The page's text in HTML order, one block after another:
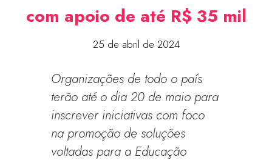
com apoio de até R$ 35 mil
25 de abril de 2024
Organizações de todo o país
terão até o dia 20 de maio para
inscrever iniciativas com foco
na promoção de soluções
voltadas para a Educação